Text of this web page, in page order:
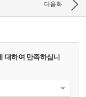
다음화
대하여 만족하십니